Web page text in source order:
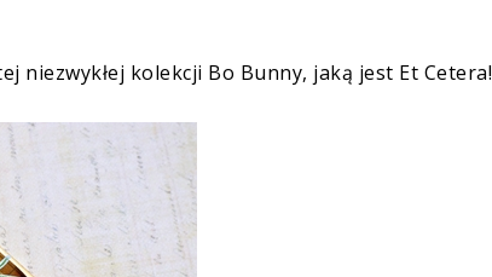
niezwykłej kolekcji Bo Bunny, jaką jest Et Cetera!